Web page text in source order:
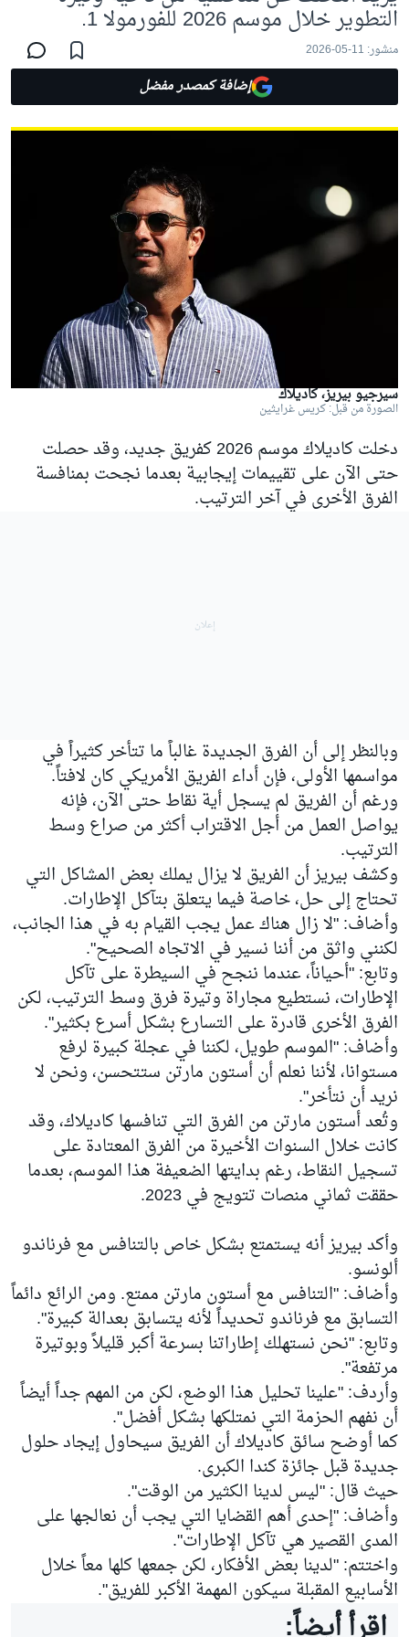
التطوير خلال موسم 2026 للفورمولا 1.
منشور: 11-05-2026
إضافة كمصدر مفضل
سيرجيو بيريز، كاديلاك
الصورة من قبل: كريس غرايثين
دخلت كاديلاك موسم 2026 كفريق جديد، وقد حصلت
حتى الآن على تقييمات إيجابية بعدما نجحت بمنافسة
الفرق الأخرى في آخر الترتيب.
وبالنظر إلى أن الفرق الجديدة غالباً ما تتأخر كثيراً في
مواسمها الأولى، فإن أداء الفريق الأمريكي كان لافتاً.
ورغم أن الفريق لم يسجل أية نقاط حتى الآن، فإنه
يواصل العمل من أجل الاقتراب أكثر من صراع وسط
الترتيب.
وكشف بيريز أن الفريق لا يزال يملك بعض المشاكل التي
تحتاج إلى حل، خاصة فيما يتعلق بتآكل الإطارات.
وأضاف: "لا زال هناك عمل يجب القيام به في هذا الجانب،
لكنني واثق من أننا نسير في الاتجاه الصحيح".
وتابع: "أحياناً، عندما ننجح في السيطرة على تآكل
الإطارات، نستطيع مجاراة وتيرة فرق وسط الترتيب، لكن
الفرق الأخرى قادرة على التسارع بشكل أسرع بكثير".
وأضاف: "الموسم طويل، لكننا في عجلة كبيرة لرفع
مستوانا، لأننا نعلم أن أستون مارتن ستتحسن، ونحن لا
نريد أن نتأخر".
وتُعد أستون مارتن من الفرق التي تنافسها كاديلاك، وقد
كانت خلال السنوات الأخيرة من الفرق المعتادة على
تسجيل النقاط، رغم بدايتها الضعيفة هذا الموسم، بعدما
حققت ثماني منصات تتويج في 2023.
وأكد بيريز أنه يستمتع بشكل خاص بالتنافس مع فرناندو
ألونسو.
وأضاف: "التنافس مع أستون مارتن ممتع. ومن الرائع دائماً
التسابق مع فرناندو تحديداً لأنه يتسابق بعدالة كبيرة".
وتابع: "نحن نستهلك إطاراتنا بسرعة أكبر قليلاً وبوتيرة
مرتفعة".
وأردف: "علينا تحليل هذا الوضع، لكن من المهم جداً أيضاً
أن نفهم الحزمة التي نمتلكها بشكل أفضل".
كما أوضح سائق كاديلاك أن الفريق سيحاول إيجاد حلول
جديدة قبل جائزة كندا الكبرى.
حيث قال: "ليس لدينا الكثير من الوقت".
وأضاف: "إحدى أهم القضايا التي يجب أن نعالجها على
المدى القصير هي تآكل الإطارات".
واختتم: "لدينا بعض الأفكار، لكن جمعها كلها معاً خلال
الأسابيع المقبلة سيكون المهمة الأكبر للفريق".